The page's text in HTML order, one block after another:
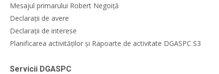
Mesajul primarului Robert Negoiță
Declarații de avere
Declarații de interese
Planificarea activităților și Rapoarte de activitate DGASPC S3
Servicii DGASPC